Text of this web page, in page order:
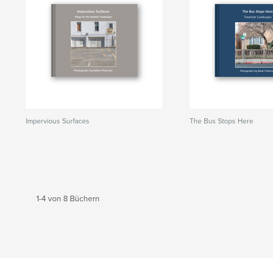
Impervious Surfaces The Bus Stops Here
1-4 von 8 Büchern